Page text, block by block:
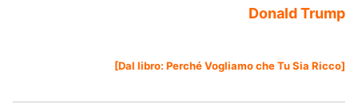
Donald Trump
[Dal libro: Perché Vogliamo che Tu Sia Ricco]